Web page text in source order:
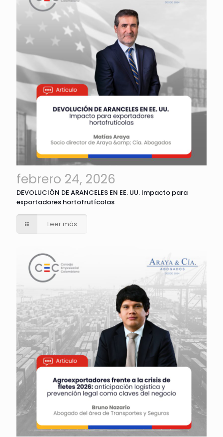
febrero 24, 2026
DEVOLUCIÓN DE ARANCELES EN EE. UU. Impacto para
exportadores hortofrutícolas
Leer más